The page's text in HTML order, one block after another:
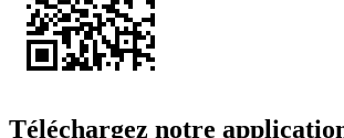
Téléchargez notre